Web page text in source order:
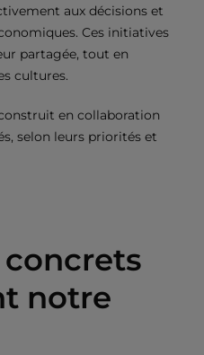
aux décisions et
Ces initiatives
partagée, tout en
cultures.
en collaboration
selon leurs priorités et
notre